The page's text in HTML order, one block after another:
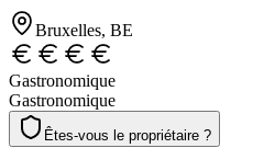
Bruxelles, BE
Gastronomique
Gastronomique
Êtes-vous le propriétaire ?